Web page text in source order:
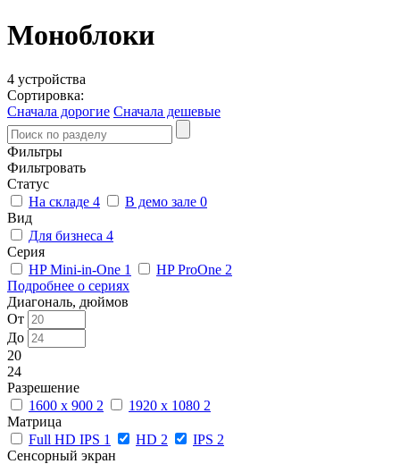
Моноблоки
4 устройства
Сортировка:
Сначала дорогие Сначала дешевые
Фильтры
Фильтровать
Статус
На складе 4 В демо зале 0
Вид
Для бизнеса 4
Серия
HP Mini-in-One 1 HP ProOne 2
Подробнее о сериях
Диагональ, дюймов
От
До
20
24
Разрешение
1600 x 900 2 1920 x 1080 2
Матрица
Full HD IPS 1 HD 2 IPS 2
Сенсорный экран